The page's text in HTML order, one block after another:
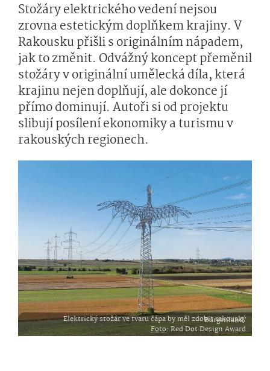
Stožáry elektrického vedení nejsou
zrovna estetickým doplňkem krajiny. V
Rakousku přišli s originálním nápadem,
jak to změnit. Odvážný koncept přeměnil
stožáry v originální umělecká díla, která
krajinu nejen doplňují, ale dokonce jí
přímo dominují. Autoři si od projektu
slibují posílení ekonomiky a turismu v
rakouských regionech.
Elektrický stožár ve tvaru čápa by měl zdobit rakouský Burgenland.
Foto: Red Dot Design Award